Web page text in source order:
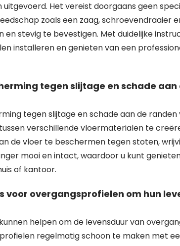
Het vereist doorgaans geen
zoals een zaag, schroevendraaier
stevig te bevestigen. Met duidelijke
installeren en genieten van een
tegen slijtage en schade aan
tegen slijtage en schade aan de randen
verschillende vloermaterialen te
de vloer te beschermen tegen stoten,
mooi en intact, waardoor u kunt
of kantoor.
voor overgangsprofielen om hun
helpen om de levensduur van
regelmatig schoon te maken met